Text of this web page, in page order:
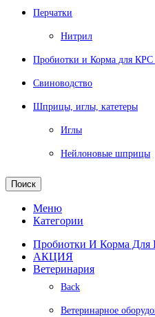
Перчатки
Нитрил
Пробиотки и Корма для
Свиноводство
Шприцы, иглы, катетеры
Иглы
Нейлоновые шприцы
Поиск
Меню
Категории
Пробиотки И Корма
АКЦИЯ
Ветеринария
Back
Ветеринарное